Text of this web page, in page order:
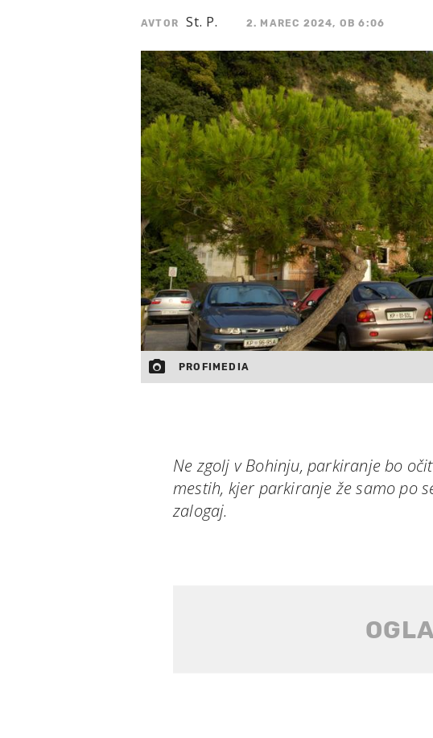
AVTOR St. P. 2. MAREC 2024, OB 6:06
PROFIMEDIA
Ne zgolj v Bohinju, parkiranje bo
mestih, kjer parkiranje že samo po
zalogaj.